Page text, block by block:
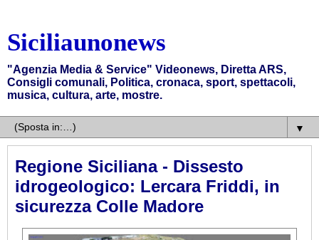
Siciliaunonews
"Agenzia Media & Service" Videonews, Diretta ARS,
Consigli comunali, Politica, cronaca, sport, spettacoli,
musica, cultura, arte, mostre.
▼
Regione Siciliana - Dissesto
idrogeologico: Lercara Friddi, in
sicurezza Colle Madore